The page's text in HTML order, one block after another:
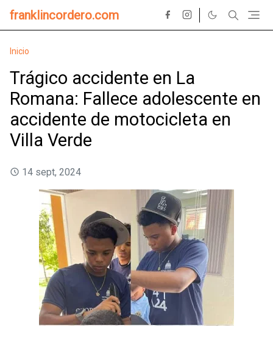
franklincordero.com
Inicio
Trágico accidente en La
Romana: Fallece adolescente en
accidente de motocicleta en
Villa Verde
14 sept, 2024